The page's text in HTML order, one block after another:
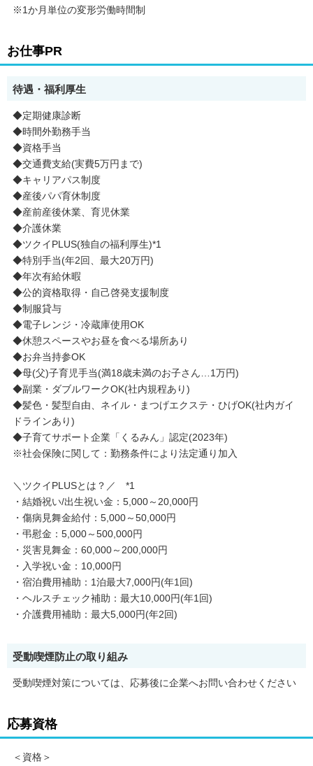
※1か月単位の変形労働時間制
お仕事PR
待遇・福利厚生
◆定期健康診断
◆時間外勤務手当
◆資格手当
◆交通費支給(実費5万円まで)
◆キャリアパス制度
◆産後パパ育休制度
◆産前産後休業、育児休業
◆介護休業
◆ツクイPLUS(独自の福利厚生)*1
◆特別手当(年2回、最大20万円)
◆年次有給休暇
◆公的資格取得・自己啓発支援制度
◆制服貸与
◆電子レンジ・冷蔵庫使用OK
◆休憩スペースやお昼を食べる場所あり
◆お弁当持参OK
◆母(父)子育児手当(満18歳未満のお子さん…1万円)
◆副業・ダブルワークOK(社内規程あり)
◆髪色・髪型自由、ネイル・まつげエクステ・ひげOK(社内ガイ
ドラインあり)
◆子育てサポート企業「くるみん」認定(2023年)
※社会保険に関して：勤務条件により法定通り加入
＼ツクイPLUSとは？／ *1
・結婚祝い/出生祝い金：5,000～20,000円
・傷病見舞金給付：5,000～50,000円
・弔慰金：5,000～500,000円
・災害見舞金：60,000～200,000円
・入学祝い金：10,000円
・宿泊費用補助：1泊最大7,000円(年1回)
・ヘルスチェック補助：最大10,000円(年1回)
・介護費用補助：最大5,000円(年2回)
受動喫煙防止の取り組み
受動喫煙対策については、応募後に企業へお問い合わせください
応募資格
＜資格＞